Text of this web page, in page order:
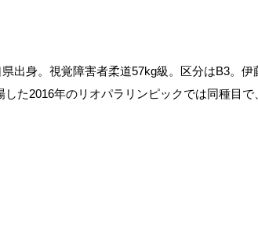
出身。視覚障害者柔道57kg級。区分はB3。
た2016年のリオパラリンピックでは同種目で